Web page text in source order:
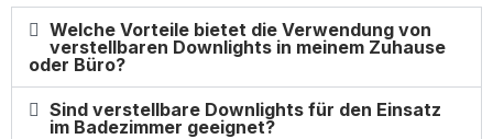
Welche Vorteile bietet die Verwendung von
verstellbaren Downlights in meinem Zuhause
oder Büro?
Sind verstellbare Downlights für den Einsatz
im Badezimmer geeignet?